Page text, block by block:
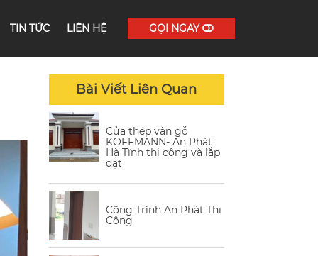
TIN TỨC LIÊN HỆ GỌI NGAY
Bài Viết Liên Quan
Cửa thép vân gỗ
KOFFMANN- An Phát
Hà Tĩnh thi công và lắp
đặt
Công Trình An Phát Thi
Công